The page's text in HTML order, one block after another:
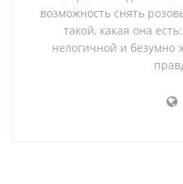
возможность снять
такой, какая она
нелогичной и безумно